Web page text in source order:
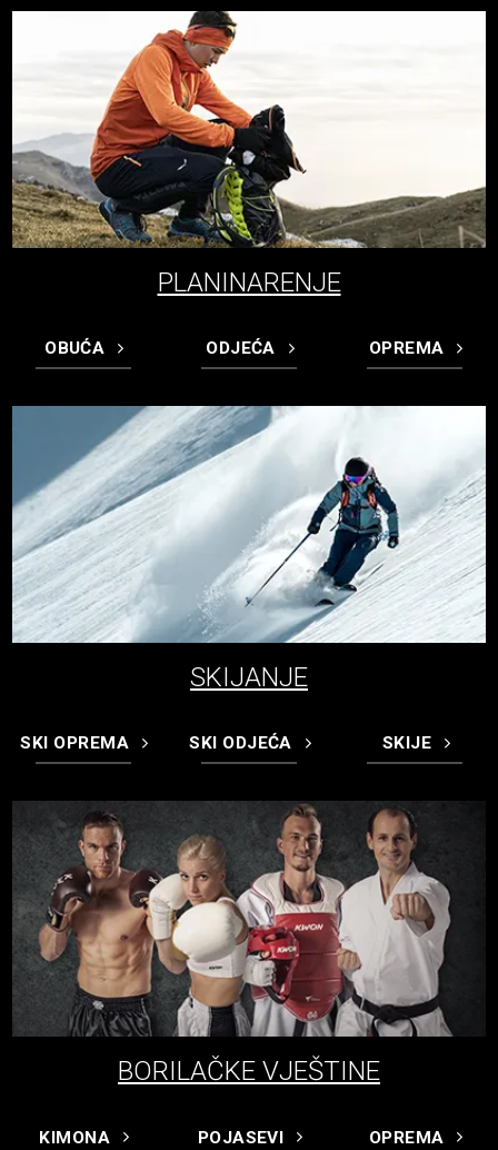
PLANINARENJE
OBUĆA ODJEĆA OPREMA
SKIJANJE
SKI OPREMA SKI ODJEĆA SKIJE
BORILAČKE VJEŠTINE
KIMONA POJASEVI OPREMA